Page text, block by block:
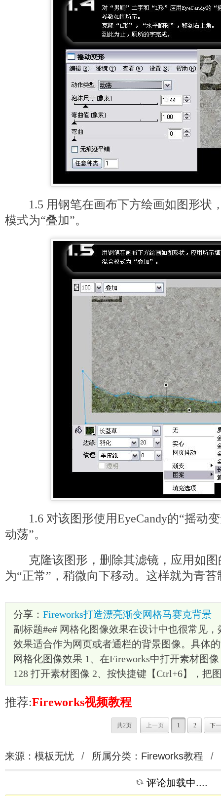
1.5 用钢笔在画布下方绘画如图形状
模式为“叠加”。
1.6 对该图形使用EyeCandy的“摇动变
动荡”。
克隆该图形，删除其滤镜，应用如图
为“正常”，稍微向下移动。这样就为青
分享： Fireworks打造漂亮渐变网格马赛克背景
副标题#e# 网格化图像效果在设计中也很常见
效果适合作为网页或者通栏的背景图像。具体
网格化图像效果 1、在Fireworks中打开素材图
128 打开素材图像 2、按快捷键【Ctrl+6】，把
推荐:Fireworks视频教程
共2页 上一页 1 2 下
来源：模板无忧 / 所属分类： Fireworks教程 /
评论加载中....